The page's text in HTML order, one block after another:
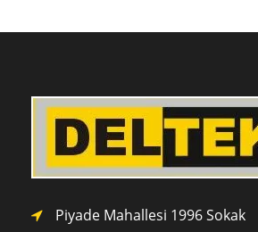
Piyade Mahallesi 1996 Sokak